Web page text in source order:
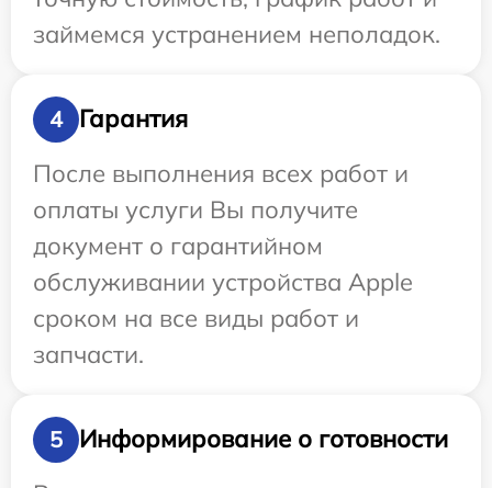
займемся устранением неполадок.
4
Гарантия
После выполнения всех работ и
оплаты услуги Вы получите
документ о гарантийном
обслуживании устройства Apple
сроком на все виды работ и
запчасти.
5
Информирование о готовности